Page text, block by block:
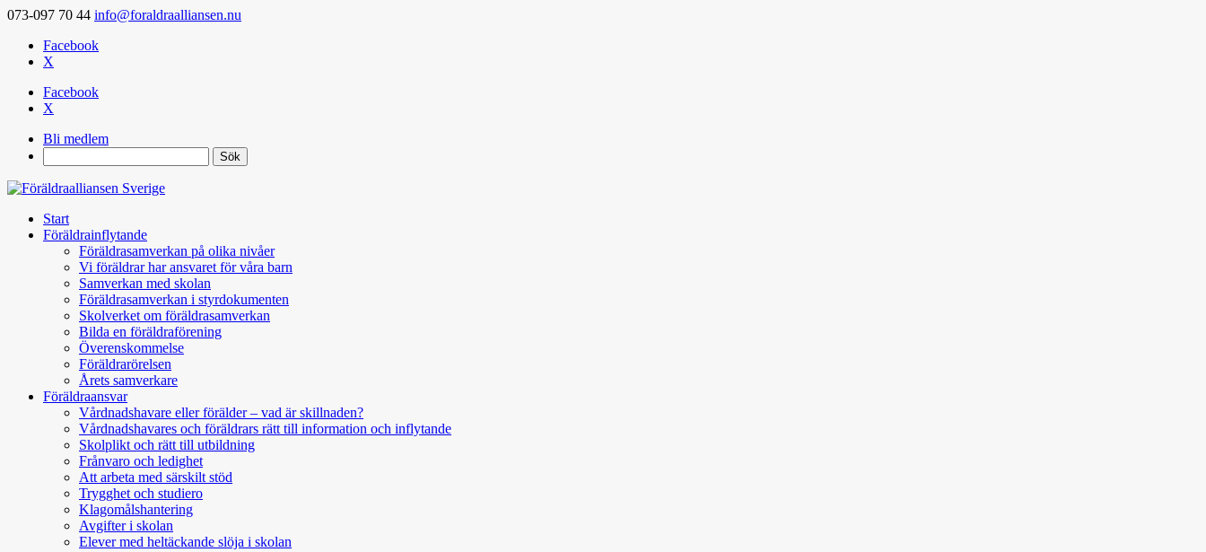
073-097 70 44 info@foraldraalliansen.nu
Facebook
X
Facebook
X
Bli medlem
Start
Föräldrainflytande
Föräldrasamverkan på olika nivåer
Vi föräldrar har ansvaret för våra barn
Samverkan med skolan
Föräldrasamverkan i styrdokumenten
Skolverket om föräldrasamverkan
Bilda en föräldraförening
Överenskommelse
Föräldrarörelsen
Årets samverkare
Föräldraansvar
Vårdnadshavare eller förälder – vad är skillnaden?
Vårdnadshavares och föräldrars rätt till information och inflytande
Skolplikt och rätt till utbildning
Frånvaro och ledighet
Att arbeta med särskilt stöd
Trygghet och studiero
Klagomålshantering
Avgifter i skolan
Elever med heltäckande slöja i skolan